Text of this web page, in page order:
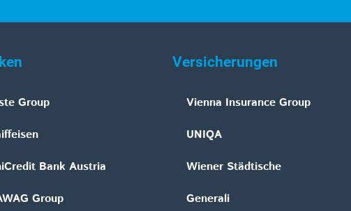
Group
Bank Austria
Group
Versicherungen
Vienna Insurance Group
UNIQA
Wiener Städtische
Generali